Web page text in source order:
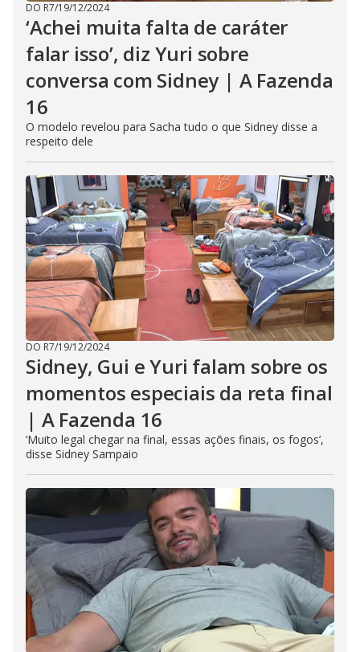
DO R7/19/12/2024
‘Achei muita falta de caráter
falar isso’, diz Yuri sobre
conversa com Sidney | A Fazenda
16
O modelo revelou para Sacha tudo o que Sidney disse a
respeito dele
DO R7/19/12/2024
Sidney, Gui e Yuri falam sobre os
momentos especiais da reta final
| A Fazenda 16
‘Muito legal chegar na final, essas ações finais, os fogos’,
disse Sidney Sampaio